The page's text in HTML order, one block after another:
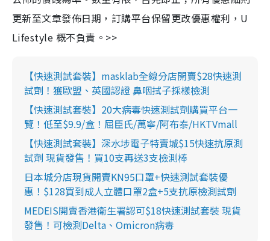
更新至文章發佈日期，訂購平台保留更改優惠權利，U
Lifestyle 概不負責。>>
【快速測試套裝】masklab全線分店開賣$28快速測
試劑！獲歐盟、英國認證 鼻咽拭子採樣檢測
【快速測試套裝】20大病毒快速測試劑購買平台一
覽！低至$9.9/盒！屈臣氏/萬寧/阿布泰/HKTVmall
【快速測試套裝】深水埗電子特賣城$15快速抗原測
試劑 現貨發售！買10支再送3支檢測棒
日本城分店現貨開賣KN95口罩+快速測試套裝優
惠！$128買到成人立體口罩2盒+5支抗原檢測試劑
MEDEIS開賣香港衛生署認可$18快速測試套裝 現貨
發售！可檢測Delta、Omicron病毒